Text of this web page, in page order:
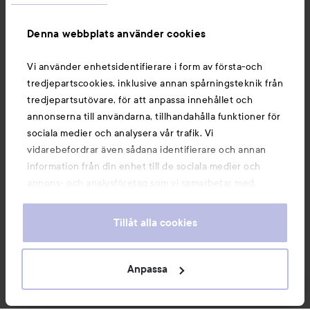
Denna webbplats använder cookies
Vi använder enhetsidentifierare i form av första-och
tredjepartscookies, inklusive annan spårningsteknik från
tredjepartsutövare, för att anpassa innehållet och
annonserna till användarna, tillhandahålla funktioner för
sociala medier och analysera vår trafik. Vi
vidarebefordrar även sådana identifierare och annan
information från din enhet till de sociala medier och
annons- och analysföretag som vi samarbetar med.
information som du har tillhandahållit eller som de har
våra cookies vid fortsatt användande av vår webbplats.
För information om hur du kan ändra inställningarna för
Tillåt alla cookies
Anpassa
Du kanske också gillar